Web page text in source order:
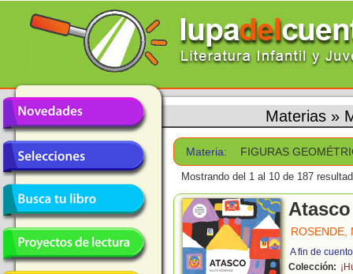
Materias »
Materia: FIGURAS
Mostrando del 1 al 10 de 187
Atasco
ROSENDE,
A fin de
Colección: